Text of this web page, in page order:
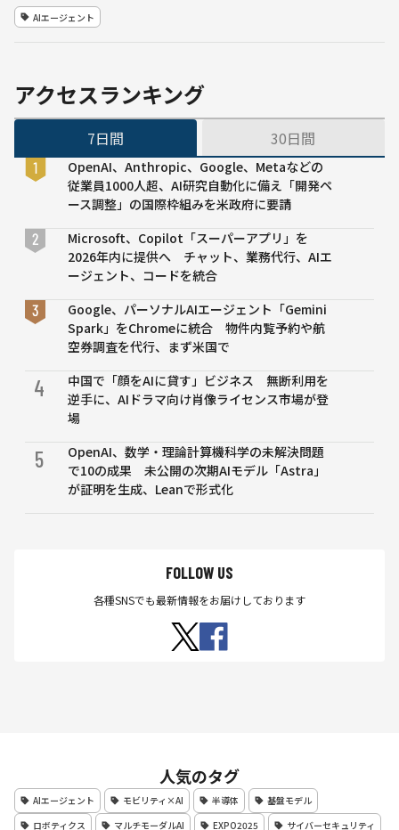
AIエージェント
アクセスランキング
7日間 30日間
OpenAI、Anthropic、Google、Metaなどの
従業員1000人超、AI研究自動化に備え「開発ペ
ース調整」の国際枠組みを米政府に要請
Microsoft、Copilot「スーパーアプリ」を
2026年内に提供へ チャット、業務代行、AIエ
ージェント、コードを統合
Google、パーソナルAIエージェント「Gemini
Spark」をChromeに統合 物件内覧予約や航
空券調査を代行、まず米国で
4
中国で「顔をAIに貸す」ビジネス 無断利用を
逆手に、AIドラマ向け肖像ライセンス市場が登
場
5
OpenAI、数学・理論計算機科学の未解決問題
で10の成果 未公開の次期AIモデル「Astra」
が証明を生成、Leanで形式化
FOLLOW US
各種SNSでも最新情報をお届けしております
人気のタグ
AIエージェント モビリティ×AI 半導体
基盤モデル
ロボティクス
マルチモーダルAI EXPO2025 サイバーセキュリティ